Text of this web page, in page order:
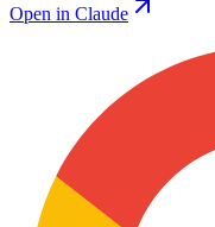
Open in Claude